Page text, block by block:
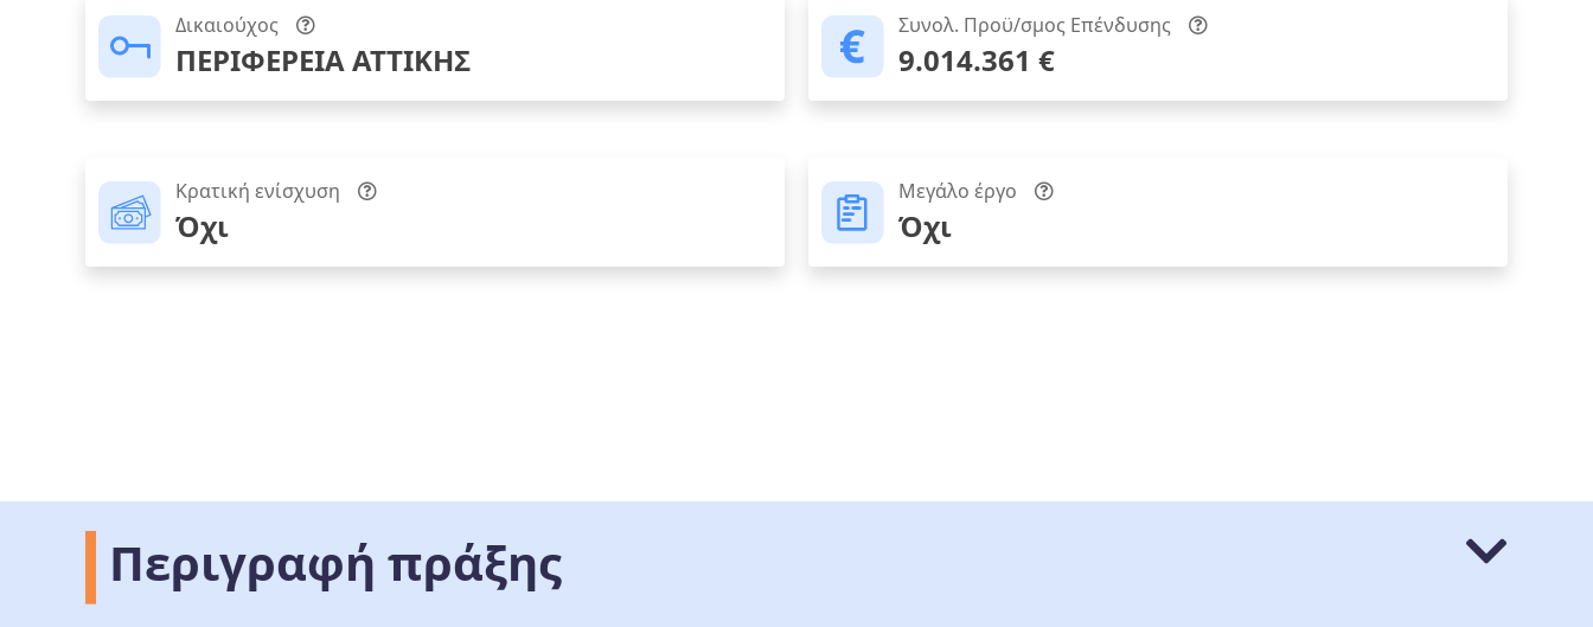
Δικαιούχος
ΠΕΡΙΦΕΡΕΙΑ ΑΤΤΙΚΗΣ
Συνολ. Προϋ/σμος Επένδυσης
9.014.361 €
Κρατική ενίσχυση
Όχι
Μεγάλο έργο
Όχι
Περιγραφή πράξης